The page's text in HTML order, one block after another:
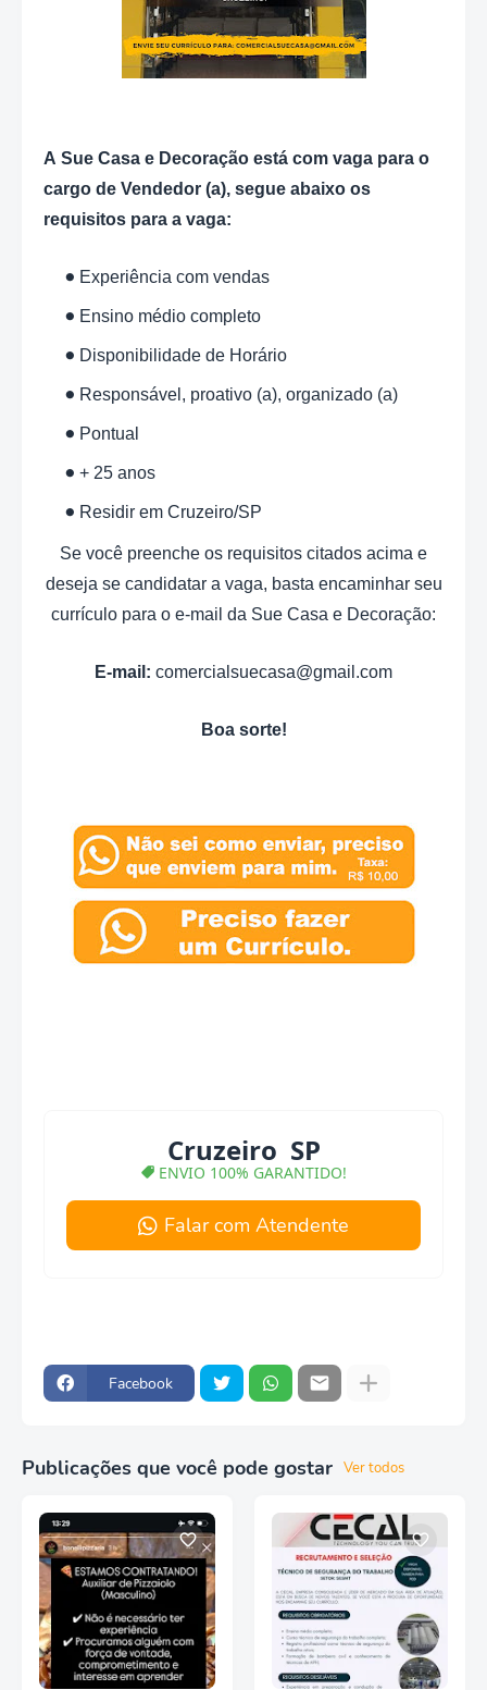
A Sue Casa e Decoração está com vaga para o
cargo de Vendedor (a), segue abaixo os
requisitos para a vaga:
Experiência com vendas
Ensino médio completo
Disponibilidade de Horário
Responsável, proativo (a), organizado (a)
Pontual
+ 25 anos
Residir em Cruzeiro/SP
Se você preenche os requisitos citados acima e
deseja se candidatar a vaga, basta encaminhar seu
currículo para o e-mail da Sue Casa e Decoração:
E-mail: comercialsuecasa@gmail.com
Boa sorte!
Cruzeiro SP
ENVIO 100% GARANTIDO!
Falar com Atendente
Facebook
Publicações que você pode gostar Ver todos